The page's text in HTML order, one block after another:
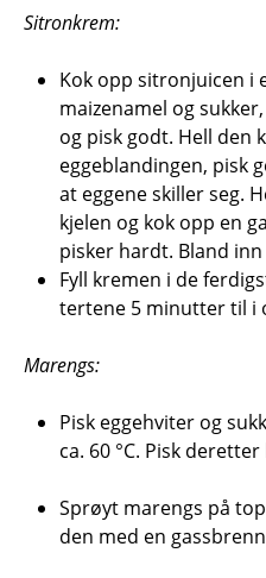
Sitronkrem:
Kok opp sitronjuicen i
maizenamel og
og pisk godt. Hell den
eggeblandingen, pisk
at eggene skiller seg.
kjelen og kok opp en
pisker hardt. Bland
Fyll kremen i de
tertene 5 minutter til i
Marengs:
Pisk eggehviter og
ca. 60 °C. Pisk
Sprøyt marengs på
den med en